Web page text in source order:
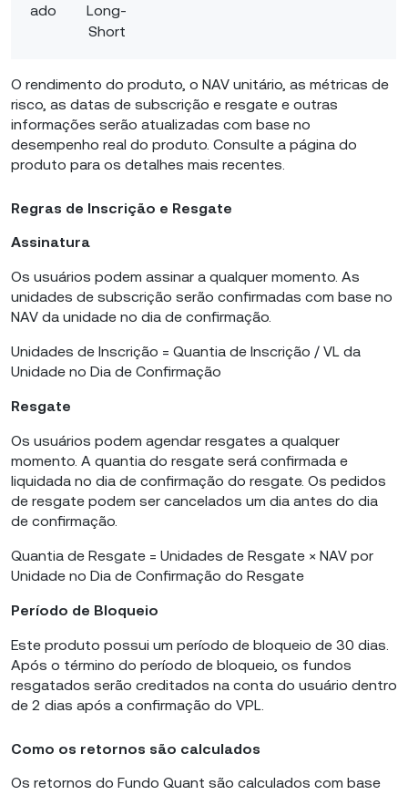
ado
Long-
Short
O rendimento do produto, o NAV unitário, as métricas de
risco, as datas de subscrição e resgate e outras
informações serão atualizadas com base no
desempenho real do produto. Consulte a página do
produto para os detalhes mais recentes.
Regras de Inscrição e Resgate
Assinatura
Os usuários podem assinar a qualquer momento. As
unidades de subscrição serão confirmadas com base no
NAV da unidade no dia de confirmação.
Unidades de Inscrição = Quantia de Inscrição / VL da
Unidade no Dia de Confirmação
Resgate
Os usuários podem agendar resgates a qualquer
momento. A quantia do resgate será confirmada e
liquidada no dia de confirmação do resgate. Os pedidos
de resgate podem ser cancelados um dia antes do dia
de confirmação.
Quantia de Resgate = Unidades de Resgate × NAV por
Unidade no Dia de Confirmação do Resgate
Período de Bloqueio
Este produto possui um período de bloqueio de 30 dias.
Após o término do período de bloqueio, os fundos
resgatados serão creditados na conta do usuário dentro
de 2 dias após a confirmação do VPL.
Como os retornos são calculados
Os retornos do Fundo Quant são calculados com base